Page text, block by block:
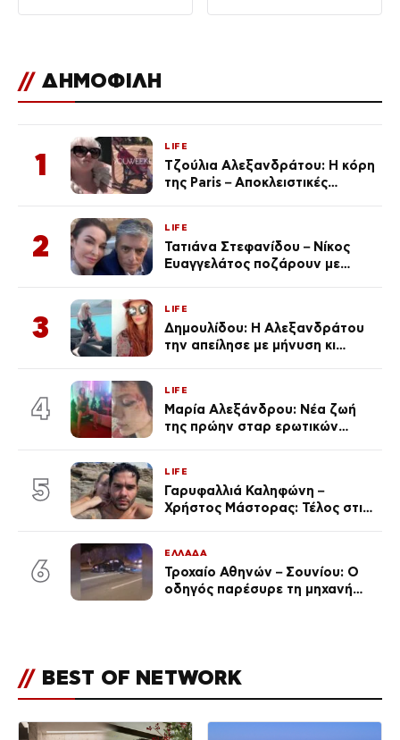
// ΔΗΜΟΦΙΛΗ
1
LIFE
Τζούλια Αλεξανδράτου: Η κόρη
της Paris – Αποκλειστικές
2
LIFE
Τατιάνα Στεφανίδου – Νίκος
Ευαγγελάτος ποζάρουν με
3
LIFE
Δημουλίδου: Η Αλεξανδράτου
την απείλησε με μήνυση κι
ποια είσαι σοκαρίστικα»
4
LIFE
Μαρία Αλεξάνδρου: Νέα ζωή
της πρώην σταρ ερωτικών
(Φωτογραφίες)
5
LIFE
Γαρυφαλλιά Καληφώνη –
Χρήστος Μάστορας: Τέλος στις
6
ΕΛΛΑΔΑ
Τροχαίο Αθηνών – Σουνίου: Ο
οδηγός παρέσυρε τη μηχανή
// BEST OF NETWORK